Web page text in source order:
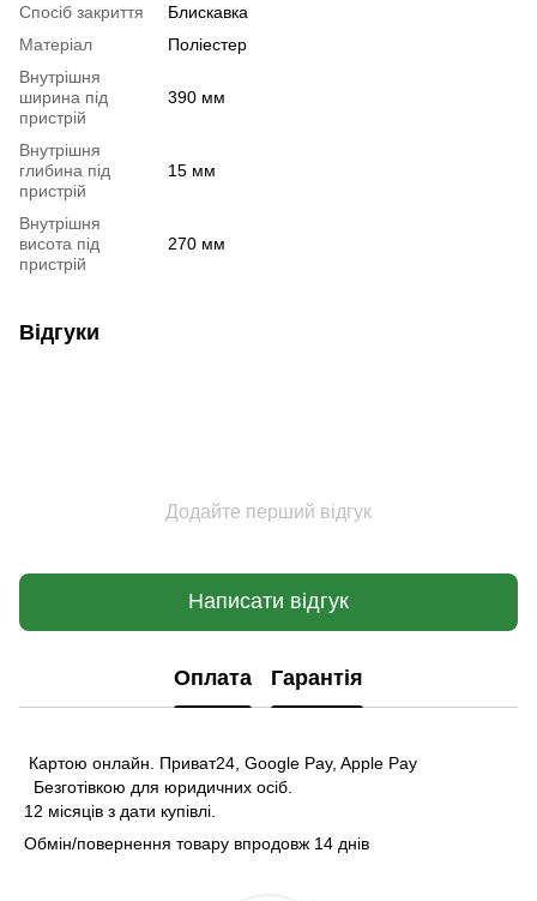
Спосіб закриття
Блискавка
Матеріал
Поліестер
Внутрішня
ширина під
пристрій
390 мм
Внутрішня
глибина під
пристрій
15 мм
Внутрішня
висота під
пристрій
270 мм
Відгуки
Додайте перший відгук
Написати відгук
Оплата Гарантія
Картою онлайн. Приват24, Google Pay, Apple Pay
Безготівкою для юридичних осіб.
12 місяців з дати купівлі.
Обмін/повернення товару впродовж 14 днів